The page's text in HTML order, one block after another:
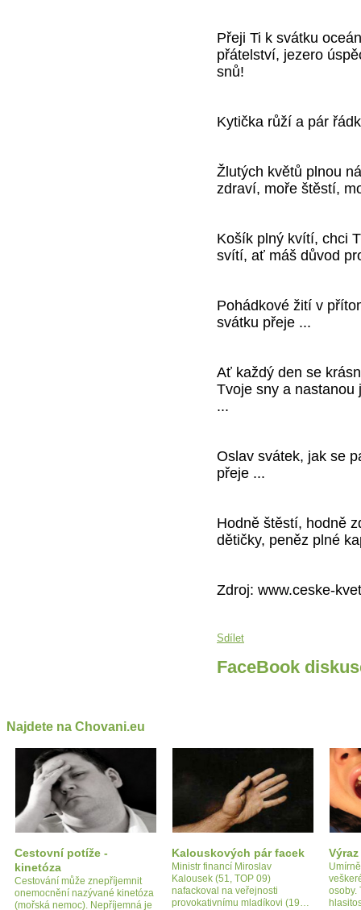
Přeji Ti k svátku
přátelství, jezero
snů!
Kytička růží a pár
Žlutých květů plnou
zdraví, moře štěstí,
Košík plný kvítí, chci
svítí, ať máš důvod
Pohádkové žití v
svátku přeje ...
Ať každý den se
Tvoje sny a nastanou
...
Oslav svátek, jak se
přeje ...
Hodně štěstí, hodně
dětičky, peněz plné
Zdroj: www.ceske-
Sdílet
FaceBook
Najdete na Chovani.eu
Cestovní potíže -
kinetóza
Cestování může znepříjemnit
onemocnění nazývané kinetóza
(mořská nemoc). Nepříjemná je
Kalouskových pár facek
Ministr financí Miroslav
Kalousek (51, TOP 09)
nafackoval na veřejnosti
provokativnímu mladíkovi (19…
osoby.